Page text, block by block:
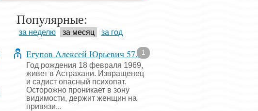
Популярные:
за неделю за месяц за год
Егупов Алексей Юрьевич 57...
Год рождения 18 февраля 1969,
живет в Астрахани. Извращенец
и садист опасный психопат.
Осторожно проникает в зону
видимости, держит женщин на
привязи...
1